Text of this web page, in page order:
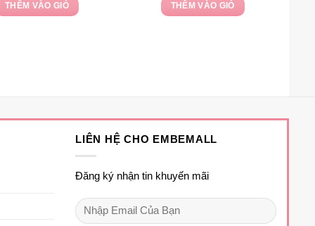
THÊM VÀO GIỎ
thể.
THÊM VÀO GIỎ
LIÊN HỆ CHO EMBEMALL
Đăng ký nhận tin khuyến mãi